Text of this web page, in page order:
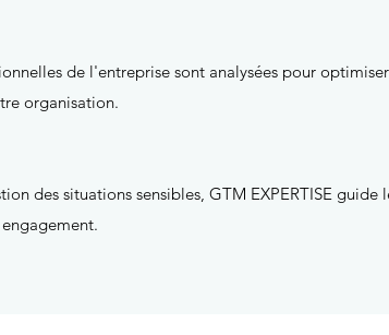
de l'entreprise sont analysées pour
organisation.
des situations sensibles, GTM EXPERTISE